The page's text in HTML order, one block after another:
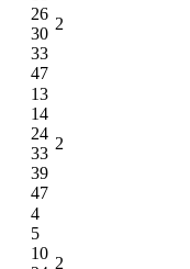
26
30
33
47
2
13
14
24
33
39
47
2
4
5
10
2